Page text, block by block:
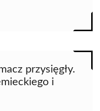
przysięgły.
i